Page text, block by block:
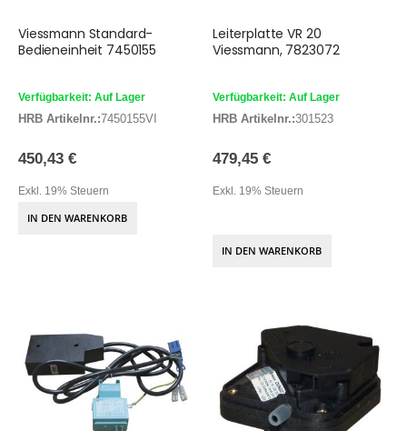
Viessmann Standard-
Bedieneinheit 7450155
Verfügbarkeit: Auf Lager
HRB Artikelnr.:7450155VI
450,43 €
Exkl. 19% Steuern
IN DEN WARENKORB
Leiterplatte VR 20
Viessmann, 7823072
Verfügbarkeit: Auf Lager
HRB Artikelnr.:301523
479,45 €
Exkl. 19% Steuern
IN DEN WARENKORB